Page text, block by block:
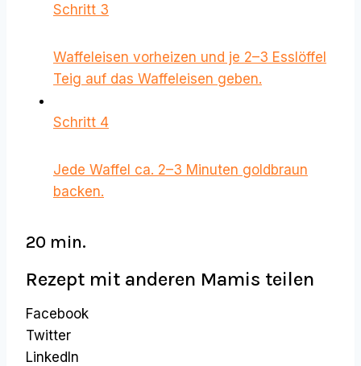
Schritt 3
Waffeleisen vorheizen und je 2–3 Esslöffel
Teig auf das Waffeleisen geben.
Schritt 4
Jede Waffel ca. 2–3 Minuten goldbraun
backen.
20 min.
Rezept mit anderen Mamis teilen
Facebook
Twitter
LinkedIn